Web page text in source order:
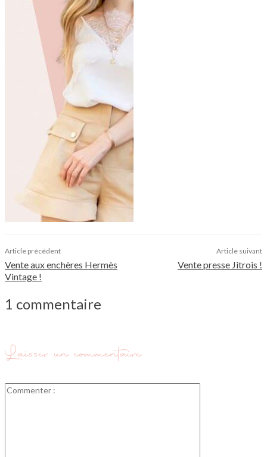
Article précédent
Vente aux enchères Hermès
Vintage !
Article suivant
Vente presse Jitrois !
1 commentaire
Laisser un commentaire